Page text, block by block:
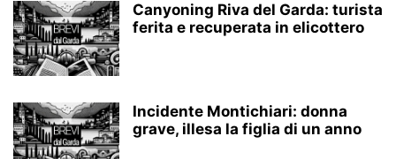
Canyoning Riva del Garda: turista
ferita e recuperata in elicottero
Incidente Montichiari: donna
grave, illesa la figlia di un anno